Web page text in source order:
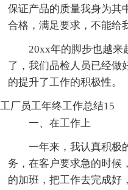
保证产品的质量我身为其
合格，满足要求，不能给
20xx年的脚步也越来
了，我们品检人员已经做
的提升了工作的积极性。
工厂员工年终工作总结15
一、在工作上
一年来，我认真积极
务，在客户要求急的时候
的加班，把工作去完成好